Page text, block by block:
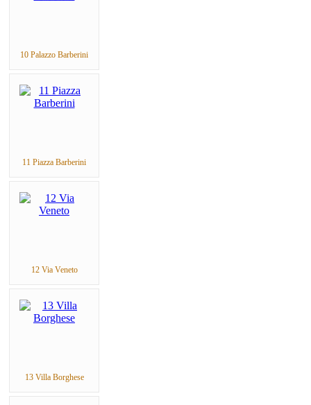
10 Palazzo Barberini
11 Piazza Barberini
12 Via Veneto
13 Villa Borghese